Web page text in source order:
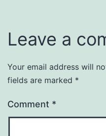
Leave a
Your email address will
fields are marked *
Comment *